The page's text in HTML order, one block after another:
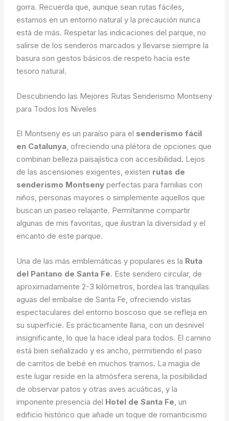
gorra. Recuerda que, aunque sean rutas fáciles,
estamos en un entorno natural y la precaución nunca
está de más. Respetar las indicaciones del parque, no
salirse de los senderos marcados y llevarse siempre la
basura son gestos básicos de respeto hacia este
tesoro natural.
Descubriendo las Mejores Rutas Senderismo Montseny
para Todos los Niveles
El Montseny es un paraíso para el senderismo fácil
en Catalunya, ofreciendo una plétora de opciones que
combinan belleza paisajística con accesibilidad. Lejos
de las ascensiones exigentes, existen rutas de
senderismo Montseny perfectas para familias con
niños, personas mayores o simplemente aquellos que
buscan un paseo relajante. Permítanme compartir
algunas de mis favoritas, que ilustran la diversidad y el
encanto de este parque.
Una de las más emblemáticas y populares es la Ruta
del Pantano de Santa Fe. Este sendero circular, de
aproximadamente 2-3 kilómetros, bordea las tranquilas
aguas del embalse de Santa Fe, ofreciendo vistas
espectaculares del entorno boscoso que se refleja en
su superficie. Es prácticamente llana, con un desnivel
insignificante, lo que la hace ideal para todos. El camino
está bien señalizado y es ancho, permitiendo el paso
de carritos de bebé en muchos tramos. La magia de
este lugar reside en la atmósfera serena, la posibilidad
de observar patos y otras aves acuáticas, y la
imponente presencia del Hotel de Santa Fe, un
edificio histórico que añade un toque de romanticismo